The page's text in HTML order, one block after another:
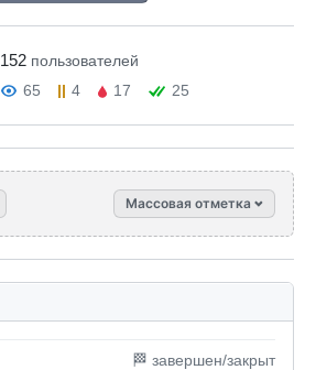
152 пользователей
65 4 17 25
Массовая отметка
🏁 завершен/закрыт